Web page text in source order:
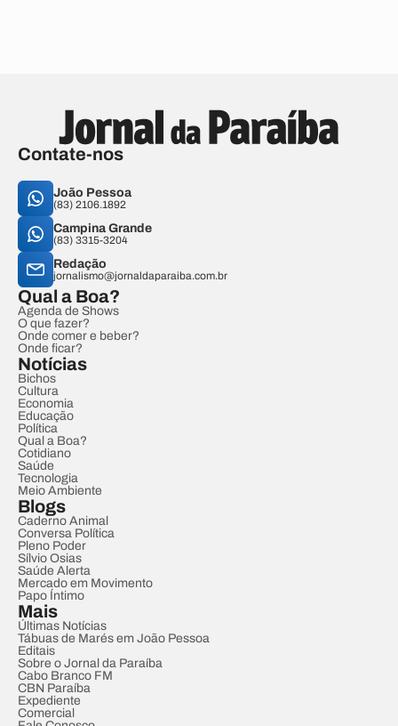
Contate-nos
João Pessoa
(83) 2106.1892
Campina Grande
(83) 3315-3204
Redação
jornalismo@jornaldaparaiba.com.br
Qual a Boa?
Agenda de Shows
O que fazer?
Onde comer e beber?
Onde ficar?
Notícias
Bichos
Cultura
Economia
Educação
Política
Qual a Boa?
Cotidiano
Saúde
Tecnologia
Meio Ambiente
Blogs
Caderno Animal
Conversa Política
Pleno Poder
Sílvio Osias
Saúde Alerta
Mercado em Movimento
Papo Íntimo
Mais
Últimas Notícias
Tábuas de Marés em João Pessoa
Editais
Sobre o Jornal da Paraíba
Cabo Branco FM
CBN Paraíba
Expediente
Comercial